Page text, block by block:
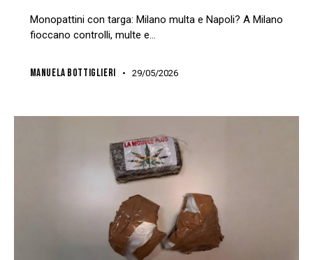
Monopattini con targa: Milano multa e Napoli? A Milano
fioccano controlli, multe e…
MANUELA BOTTIGLIERI 29/05/2026